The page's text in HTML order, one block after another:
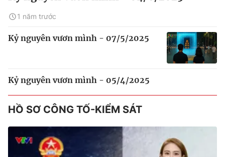
1 năm trước
Kỷ nguyên vươn mình - 07/5/2025
Kỷ nguyên vươn mình - 05/4/2025
HỒ SƠ CÔNG TỐ-KIỂM SÁT